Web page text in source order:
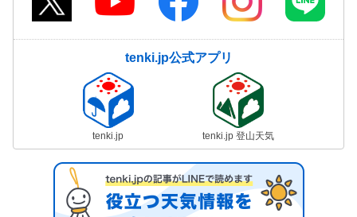
tenki.jp公式アプリ
tenki.jp tenki.jp 登山天気